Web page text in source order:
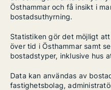
Östhammar och få insikt i
bostadsuthyrning.
Statistiken gör det möjligt
över tid i Östhammar samt
bostadstyper, inklusive hus
Data kan användas av
fastighetsbolag,